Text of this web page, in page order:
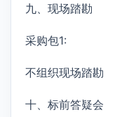
九、现场踏勘
采购包1:
不组织现场踏勘
十、标前答疑会